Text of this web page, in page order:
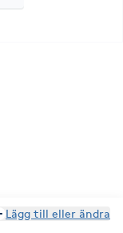
Lägg till eller ändra